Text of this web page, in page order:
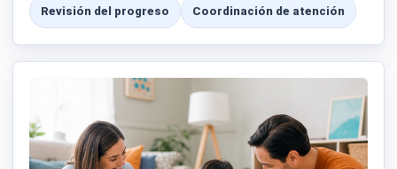
Revisión del progreso Coordinación de atención